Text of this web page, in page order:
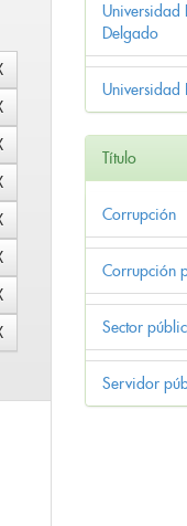
Universidad
Delgado
Universidad
Título
Corrupción
Corrupción
Sector
Servidor